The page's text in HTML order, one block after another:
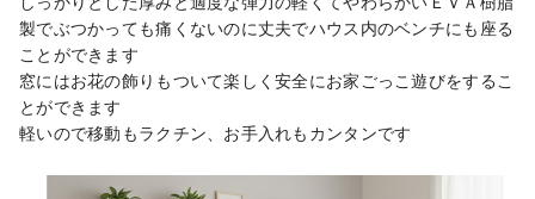
製でぶつかっても痛くないのに丈夫でハウス内のベンチにも座る
ことができます
窓にはお花の飾りもついて楽しく安全にお家ごっこ遊びをするこ
とができます
軽いので移動もラクチン、お手入れもカンタンです